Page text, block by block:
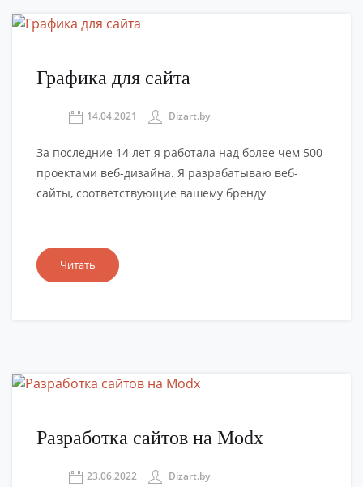
Графика для сайта
14.04.2021 Dizart.by
За последние 14 лет я работала над более чем 500
проектами веб-дизайна. Я разрабатываю веб-
сайты, соответствующие вашему бренду
Читать
Разработка сайтов на Modx
23.06.2022 Dizart.by